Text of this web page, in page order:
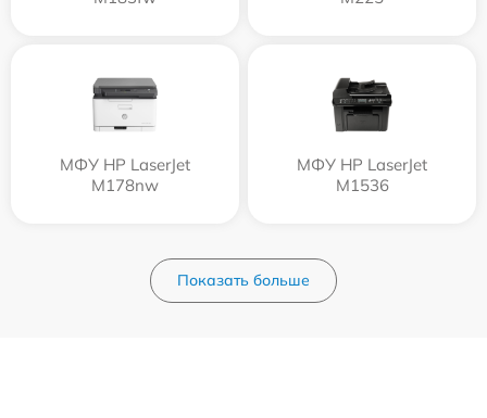
МФУ HP LaserJet
M178nw
МФУ HP LaserJet
M1536
Показать больше